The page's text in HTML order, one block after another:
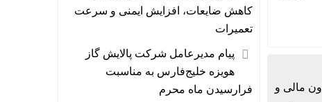
مالی و
کاهش ضایعات، افزایش ایمنی و سرعت
تعمیرات
پیام مدیرعامل شرکت پالایش گاز
هویزه خلیج‌فارس به مناسبت
فرارسیدن ماه محرم